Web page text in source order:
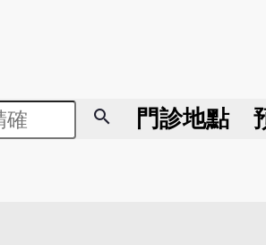
search 門診地點